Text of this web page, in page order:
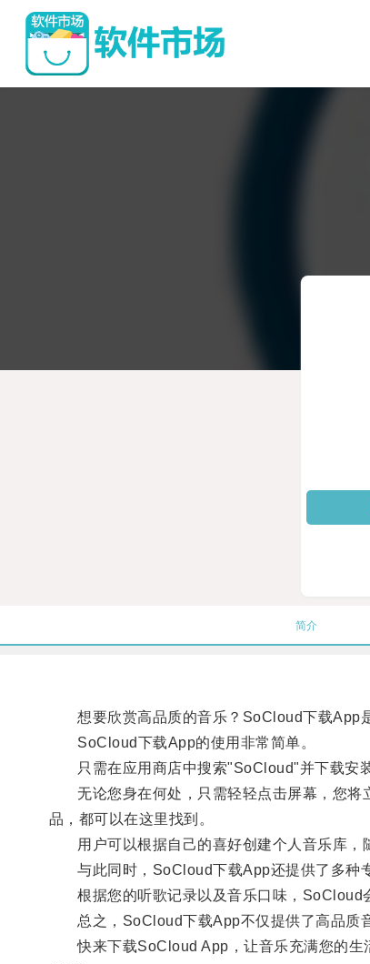
简介
想要欣赏高品质的音乐？SoCloud下载App是
SoCloud下载App的使用非常简单。
只需在应用商店中搜索"SoCloud"并下载安装
无论您身在何处，只需轻轻点击屏幕，您将
品，都可以在这里找到。
用户可以根据自己的喜好创建个人音乐库，
与此同时，SoCloud下载App还提供了多种专
根据您的听歌记录以及音乐口味，SoCloud
总之，SoCloud下载App不仅提供了高品质音
快来下载SoCloud App，让音乐充满您的生